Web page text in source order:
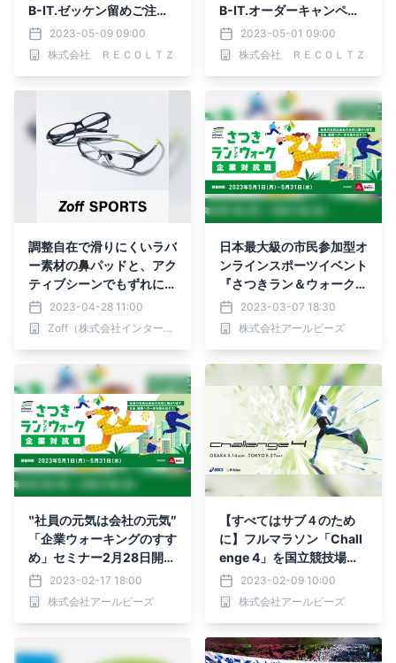
B-IT.ゼッケン留めご注文
でオリジナル台紙プレゼン
ト
2023-05-09 09:00
株式会社 ＲＥＣＯＬＴＺ
B-IT.オーダーキャンペー
ン開催2023-05-01 09:00
株式会社 ＲＥＣＯＬＴＺ
調整自在で滑りにくいラバ
ー素材の鼻パッドと、アク
ティブシーンでもずれにく
いテンプル構造 フィット
感抜群！男性向けスポーテ
ィーデザインのメガネが新
2023-04-28 11:00
Zoff（株式会社インターメスティック）
日本最大級の市民参加型オ
ンラインスポーツイベント
『さつきラン＆ウォーク2
023 企業対抗戦』5月1日
より開催
2023-03-07 18:30
株式会社アールビーズ
‶社員の元気は会社の元気″
「企業ウォーキングのすす
め」セミナー2月28日開
催！2023-02-17 18:00
株式会社アールビーズ
【すべてはサブ４のため
に】フルマラソン「Chall
enge 4」を国立競技場
（東京）・淀川（大阪）で
開催！
2023-02-09 10:00
株式会社アールビーズ